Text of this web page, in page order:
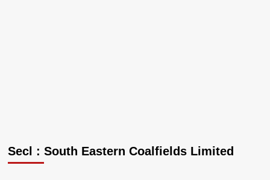
Secl : South Eastern Coalfields Limited